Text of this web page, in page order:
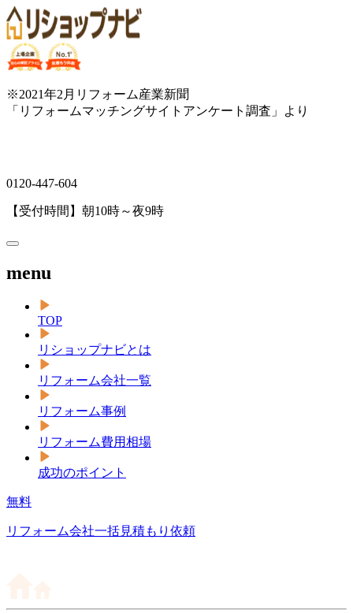
※2021年2月リフォーム産業新聞
「リフォームマッチングサイトアンケート調査」より
0120-447-604
【受付時間】朝10時～夜9時
menu
TOP
リショップナビとは
リフォーム会社一覧
リフォーム事例
リフォーム費用相場
成功のポイント
無料
リフォーム会社一括見積もり依頼